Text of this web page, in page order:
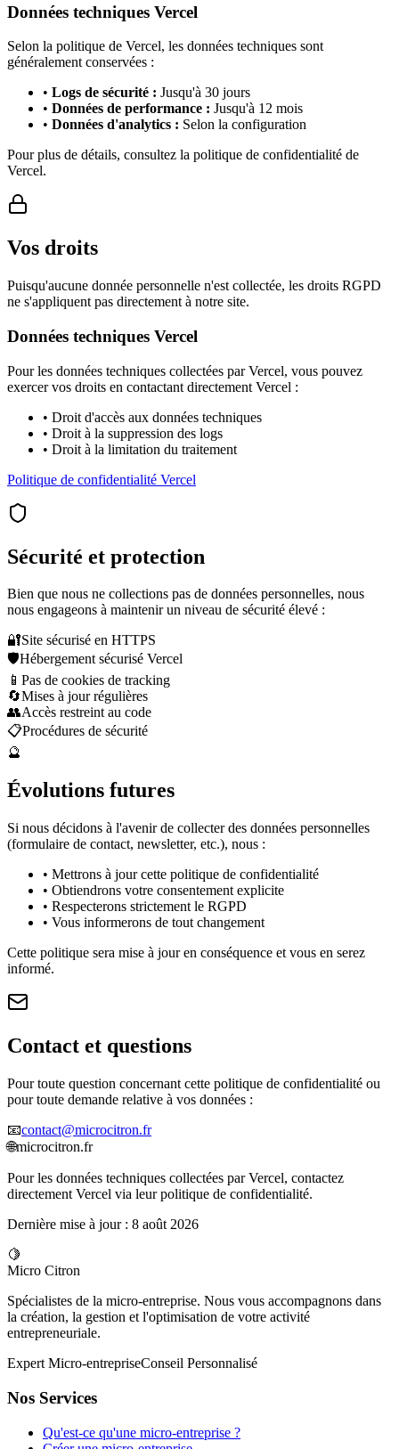
Données techniques Vercel
Selon la politique de Vercel, les données techniques sont
généralement conservées :
• Logs de sécurité : Jusqu'à 30 jours
• Données de performance : Jusqu'à 12 mois
• Données d'analytics : Selon la configuration
Pour plus de détails, consultez la politique de confidentialité de
Vercel.
Vos droits
Puisqu'aucune donnée personnelle n'est collectée, les droits RGPD
ne s'appliquent pas directement à notre site.
Données techniques Vercel
Pour les données techniques collectées par Vercel, vous pouvez
exercer vos droits en contactant directement Vercel :
• Droit d'accès aux données techniques
• Droit à la suppression des logs
• Droit à la limitation du traitement
Politique de confidentialité Vercel
Sécurité et protection
Bien que nous ne collections pas de données personnelles, nous
nous engageons à maintenir un niveau de sécurité élevé :
🔐Site sécurisé en HTTPS
🛡️Hébergement sécurisé Vercel
📱 Pas de cookies de tracking
🔄Mises à jour régulières
👥Accès restreint au code
📋Procédures de sécurité
🔮
Évolutions futures
Si nous décidons à l'avenir de collecter des données personnelles
(formulaire de contact, newsletter, etc.), nous :
• Mettrons à jour cette politique de confidentialité
• Obtiendrons votre consentement explicite
• Respecterons strictement le RGPD
• Vous informerons de tout changement
Cette politique sera mise à jour en conséquence et vous en serez
informé.
Contact et questions
Pour toute question concernant cette politique de confidentialité ou
pour toute demande relative à vos données :
📧contact@microcitron.fr
🌐microcitron.fr
Pour les données techniques collectées par Vercel, contactez
directement Vercel via leur politique de confidentialité.
Dernière mise à jour : 8 août 2026
🍋
Micro Citron
Spécialistes de la micro-entreprise. Nous vous accompagnons dans
la création, la gestion et l'optimisation de votre activité
entrepreneuriale.
Expert Micro-entrepriseConseil Personnalisé
Nos Services
Qu'est-ce qu'une micro-entreprise ?